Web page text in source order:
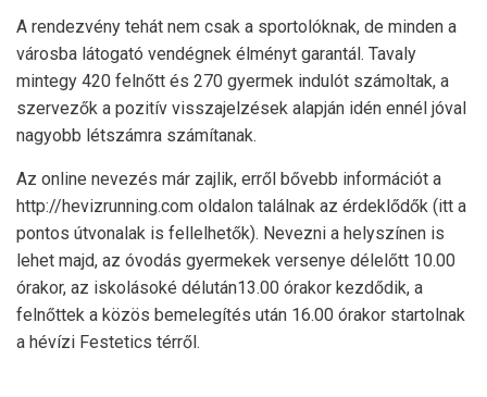
A rendezvény tehát nem csak a sportolóknak, de minden a
városba látogató vendégnek élményt garantál. Tavaly
mintegy 420 felnőtt és 270 gyermek indulót számoltak, a
szervezők a pozitív visszajelzések alapján idén ennél jóval
nagyobb létszámra számítanak.
Az online nevezés már zajlik, erről bővebb információt a
http://hevizrunning.com oldalon találnak az érdeklődők (itt a
pontos útvonalak is fellelhetők). Nevezni a helyszínen is
lehet majd, az óvodás gyermekek versenye délelőtt 10.00
órakor, az iskolásoké délután13.00 órakor kezdődik, a
felnőttek a közös bemelegítés után 16.00 órakor startolnak
a hévízi Festetics térről.